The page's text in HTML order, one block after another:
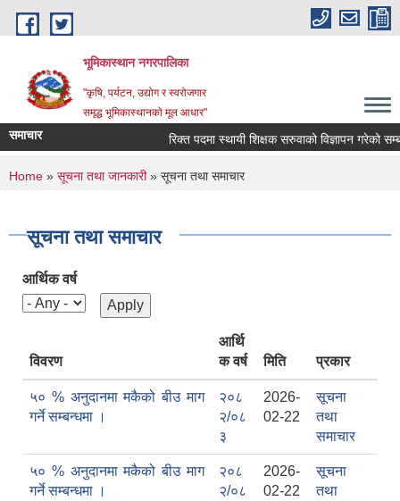
Skip to main content
भूमिकास्थान नगरपालिका
"कृषि, पर्यटन, उद्योग र स्वरोजगार
समृद्ध भूमिकास्थानको मूल आधार"
समाचार रिक्त पदमा स्थायी शिक्षक सरुवाको विज्ञापन गरेको
You are here
Home » सूचना तथा जानकारी» सूचना तथा समाचार
सूचना तथा समाचार
आर्थिक वर्ष
विवरण
आर्थि
क वर्ष
मिति प्रकार
५० % अनुदानमा मकैको बीउ माग
गर्ने सम्बन्धमा ।
२०८
२/०८
३
2026-
02-22
सूचना
तथा
समाचार
५० % अनुदानमा मकैको बीउ माग
गर्ने सम्बन्धमा ।
२०८
२/०८
2026-
02-22
सूचना
तथा